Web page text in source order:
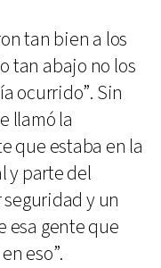
tan bien a los
tan abajo no los
ocurrido”. Sin
llamó la
que estaba en la
y parte del
y un
esa gente que
eso”.